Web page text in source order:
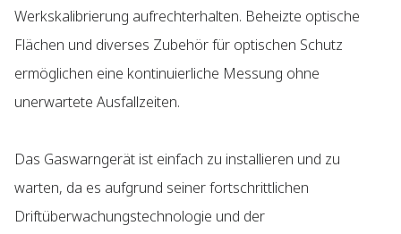
Werkskalibrierung aufrechterhalten. Beheizte optische
Flächen und diverses Zubehör für optischen Schutz
ermöglichen eine kontinuierliche Messung ohne
unerwartete Ausfallzeiten.
Das Gaswarngerät ist einfach zu installieren und zu
warten, da es aufgrund seiner fortschrittlichen
Driftüberwachungstechnologie und der